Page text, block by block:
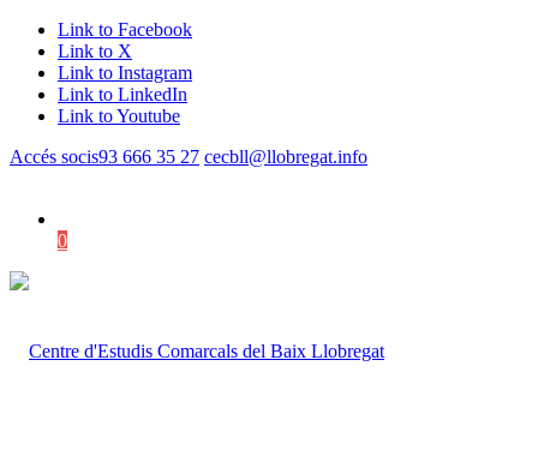
Link to Facebook
Link to X
Link to Instagram
Link to LinkedIn
Link to Youtube
Accés socis93 666 35 27 cecbll@llobregat.info
0